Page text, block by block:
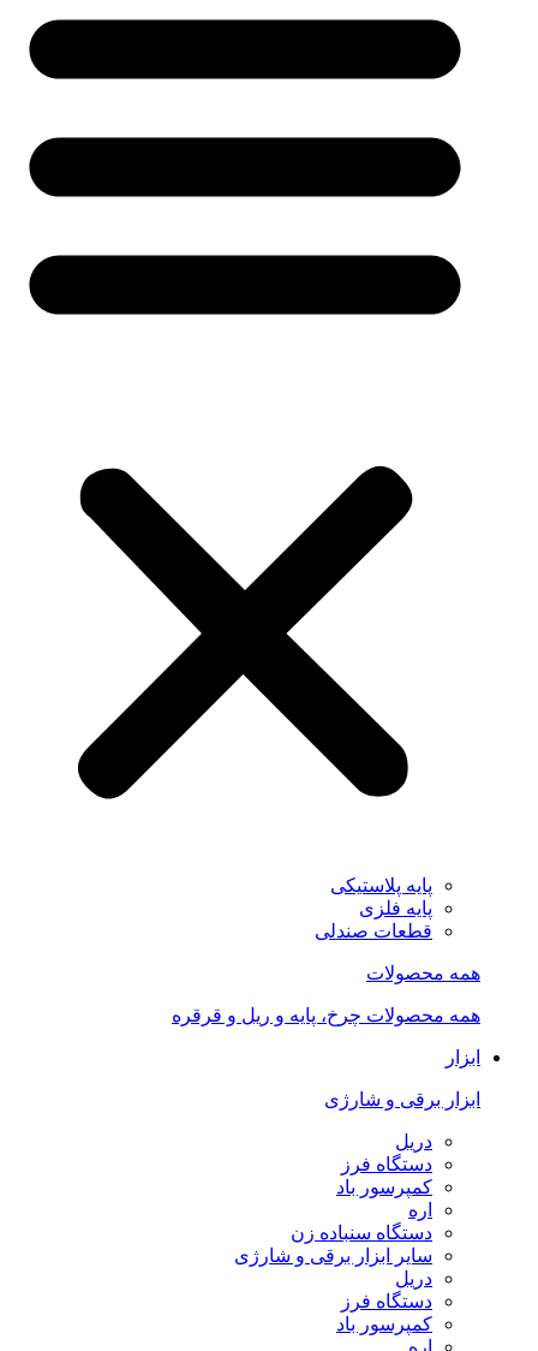
پایه پلاستیکی
پایه فلزی
قطعات صندلی
همه محصولات
همه محصولات چرخ، پایه و ریل و قرقره
ابزار
ابزار برقی و شارژی
دریل
دستگاه فرز
کمپرسور باد
اره
دستگاه سنباده زن
سایر ابزار برقی و شارژی
دریل
دستگاه فرز
کمپرسور باد
اره